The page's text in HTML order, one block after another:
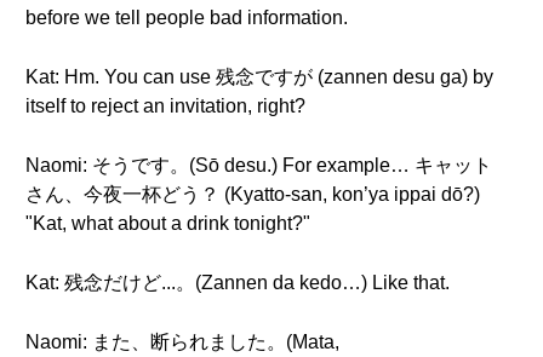
before we tell people bad information.
Kat: Hm. You can use 残念ですが (zannen desu ga) by
itself to reject an invitation, right?
Naomi: そうです。(Sō desu.) For example… キャット
さん、今夜一杯どう？ (Kyatto-san, kon’ya ippai dō?)
"Kat, what about a drink tonight?"
Kat: 残念だけど...。(Zannen da kedo…) Like that.
Naomi: また、断られました。(Mata,